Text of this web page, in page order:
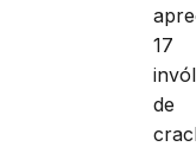
17
de